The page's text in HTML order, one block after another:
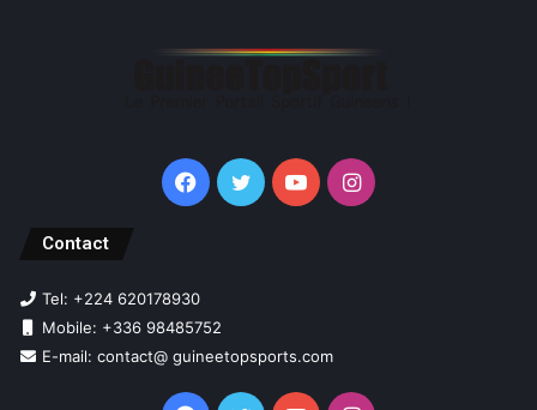
Facebook
TwitterYouTubeInstagram
Contact
Tel: +224 620178930
Mobile: +336 98485752
E-mail: contact@ guineetopsports.com